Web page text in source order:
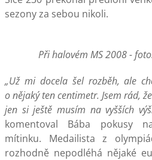
sezony za sebou nikoli.
Při halovém MS 2008 -
„Už mi docela šel rozběh, ale
o nějaký ten centimetr. Jsem rád,
jen si ještě musím na vyšších
komentoval Bába pokusy
mítinku. Medailista z
rozhodně nepodléhá nějaké